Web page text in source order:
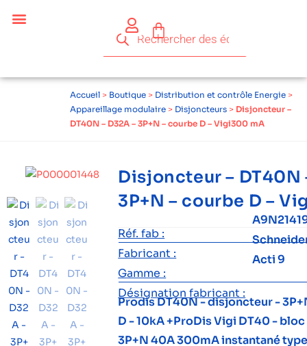
Accueil > Boutique > Distribution et contrôle Energie >
Appareillage modulaire > Disjoncteurs > Disjoncteur –
DT40N – D32A – 3P+N – courbe D – Vigi300 mA
Disjoncteur – DT40N
3P+N – courbe D –
Réf. fab :
Fabricant :
Gamme :
Acti 9
Désignation fabricant :
Prodis DT40N - disjoncteur -
D - 10kA +ProDis Vigi DT40 -
3P+N 40A 300mA instantané